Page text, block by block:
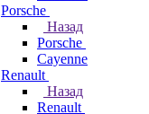
Porsche
Назад
Porsche
Cayenne
Renault
Назад
Renault